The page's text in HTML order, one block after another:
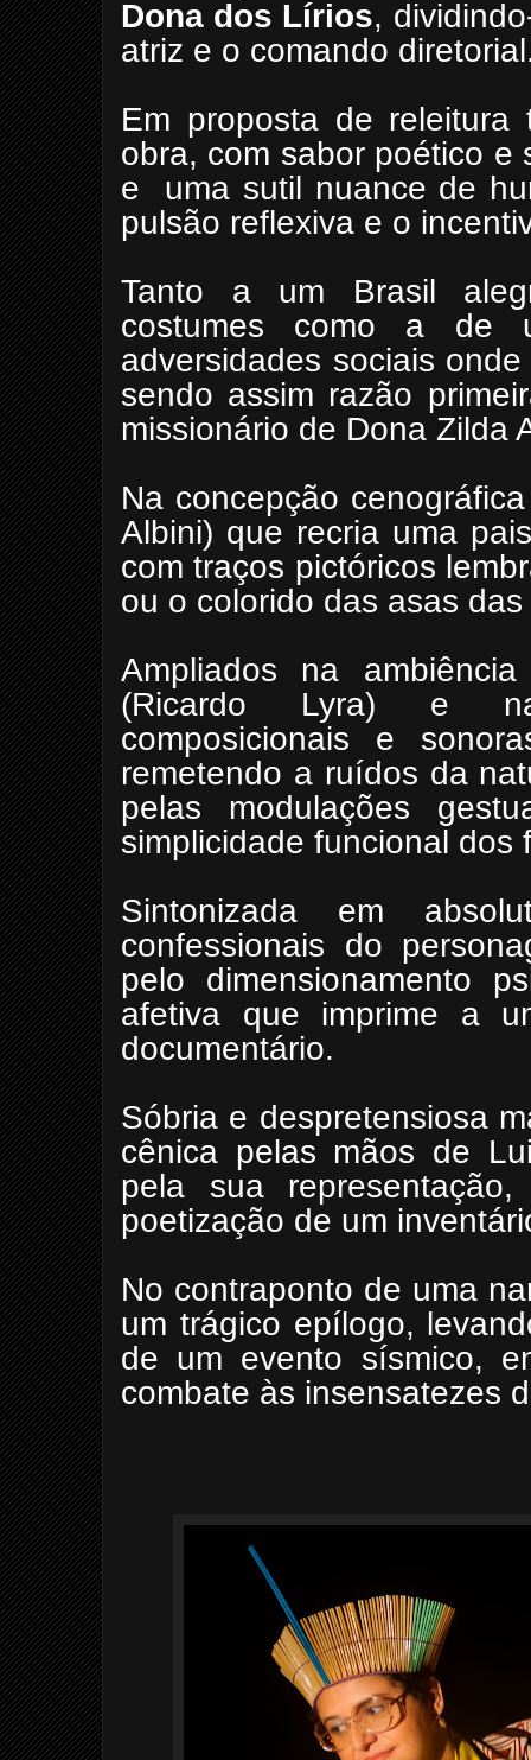
Dona dos Lírios,
atriz e o comando
Em proposta de
obra, com sabor poético e
e
uma sutil nuance de
pulsão reflexiva e o
Tanto a um Brasil
costumes como a de
adversidades sociais
sendo assim razão
missionário de Dona Zilda
Na concepção
Albini) que recria uma
com traços pictóricos
ou o colorido das asas
Ampliados na
(Ricardo Lyra) e
composicionais e
remetendo a ruídos da
pelas modulações
simplicidade funcional dos
Sintonizada em
confessionais do
pelo dimensionamento
afetiva que imprime a
documentário.
Sóbria e despretensiosa
cênica pelas mãos de
pela sua
poetização de um
No contraponto de uma
um trágico epílogo,
de um evento sísmico,
combate às insensatezes